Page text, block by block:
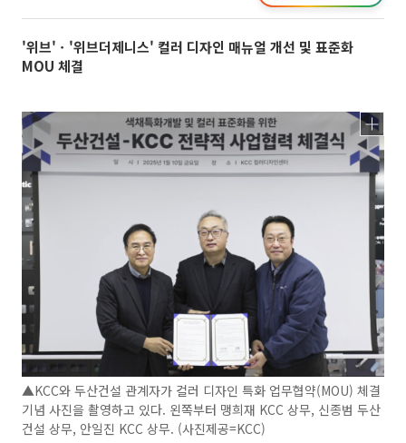
'위브'ㆍ'위브더제니스' 컬러 디자인 매뉴얼 개선 및 표준화
MOU 체결
▲KCC와 두산건설 관계자가 컬러 디자인 특화 업무협약(MOU) 체결
기념 사진을 촬영하고 있다. 왼쪽부터 맹희재 KCC 상무, 신종범 두산
건설 상무, 안일진 KCC 상무. (사진제공=KCC)